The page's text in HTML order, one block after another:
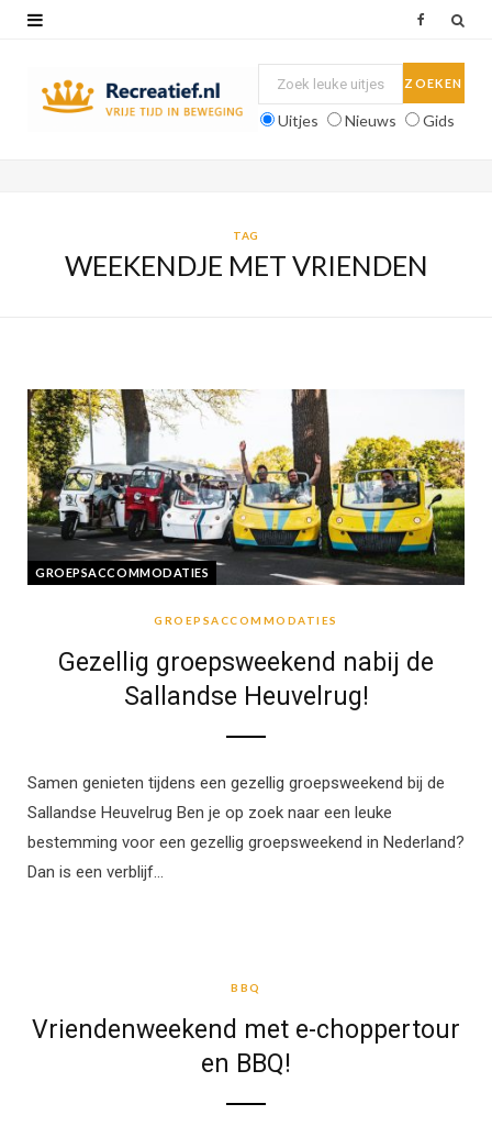
o
Uitjes Nieuws Gids
TAG
WEEKENDJE MET VRIENDEN
GROEPSACCOMMODATIES
GROEPSACCOMMODATIES
Gezellig groepsweekend nabij de
Sallandse Heuvelrug!
Samen genieten tijdens een gezellig groepsweekend bij de
Sallandse Heuvelrug Ben je op zoek naar een leuke
bestemming voor een gezellig groepsweekend in Nederland?
Dan is een verblijf…
BBQ
Vriendenweekend met e-choppertour
en BBQ!